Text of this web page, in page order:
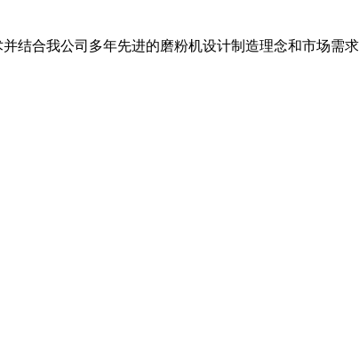
结合我公司多年先进的磨粉机设计制造理念和市场需